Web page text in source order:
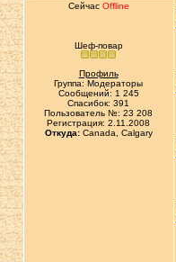
Сейчас Offline
Шеф-повар
Профиль
Группа: Модераторы
Сообщений: 1 245
Спасибок: 391
Пользователь №: 23 208
Регистрация: 2.11.2008
Откуда:Canada, Calgary